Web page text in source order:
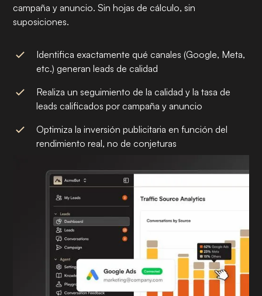
campaña y anuncio. Sin hojas de cálculo, sin
suposiciones.
Identifica exactamente qué canales (Google, Meta,
etc.) generan leads de calidad
Realiza un seguimiento de la calidad y la tasa de
leads calificados por campaña y anuncio
Optimiza la inversión publicitaria en función del
rendimiento real, no de conjeturas